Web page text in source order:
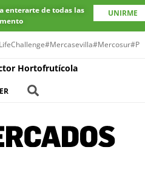
enterarte de todas las
UNIRME
#Mercasevilla#Mercosur
Hortofrutícola